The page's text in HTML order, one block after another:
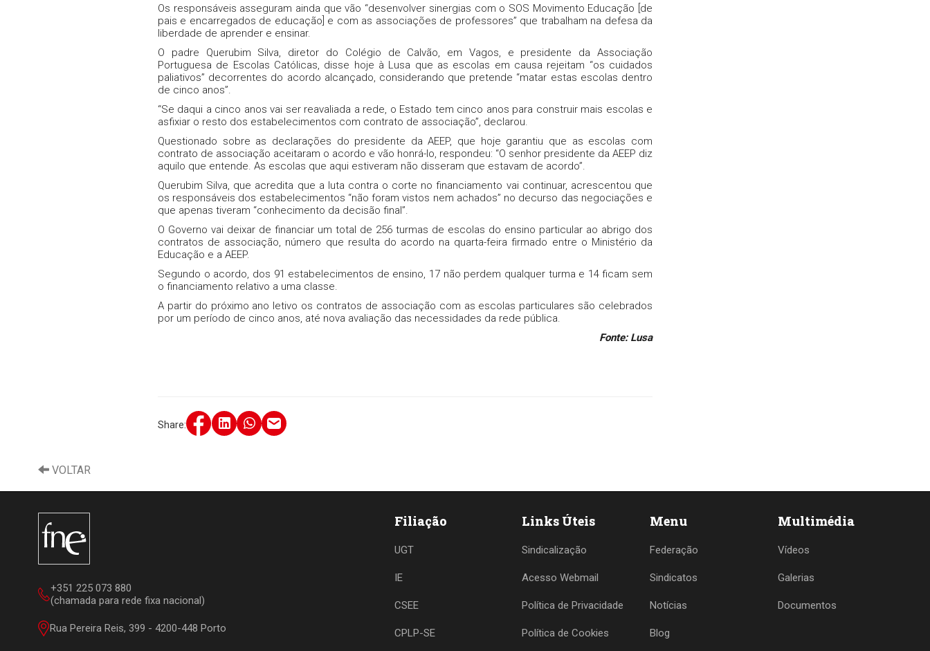
Os responsáveis asseguram ainda que vão “desenvolver sinergias com o SOS Movimento Educação [de
pais e encarregados de educação] e com as associações de professores” que trabalham na defesa da
liberdade de aprender e ensinar.
O padre Querubim Silva, diretor do Colégio de Calvão, em Vagos, e presidente da Associação
Portuguesa de Escolas Católicas, disse hoje à Lusa que as escolas em causa rejeitam “os cuidados
paliativos” decorrentes do acordo alcançado, considerando que pretende “matar estas escolas dentro
de cinco anos”.
“Se daqui a cinco anos vai ser reavaliada a rede, o Estado tem cinco anos para construir mais escolas e
asfixiar o resto dos estabelecimentos com contrato de associação”, declarou.
Questionado sobre as declarações do presidente da AEEP, que hoje garantiu que as escolas com
contrato de associação aceitaram o acordo e vão honrá-lo, respondeu: “O senhor presidente da AEEP diz
aquilo que entende. As escolas que aqui estiveram não disseram que estavam de acordo”.
Querubim Silva, que acredita que a luta contra o corte no financiamento vai continuar, acrescentou que
os responsáveis dos estabelecimentos “não foram vistos nem achados” no decurso das negociações e
que apenas tiveram “conhecimento da decisão final”.
O Governo vai deixar de financiar um total de 256 turmas de escolas do ensino particular ao abrigo dos
contratos de associação, número que resulta do acordo na quarta-feira firmado entre o Ministério da
Educação e a AEEP.
Segundo o acordo, dos 91 estabelecimentos de ensino, 17 não perdem qualquer turma e 14 ficam sem
o financiamento relativo a uma classe.
A partir do próximo ano letivo os contratos de associação com as escolas particulares são celebrados
por um período de cinco anos, até nova avaliação das necessidades da rede pública.
Fonte: Lusa
Share:
VOLTAR
+351 225 073 880
(chamada para rede fixa nacional)
Rua Pereira Reis, 399 - 4200-448 Porto
Filiação
UGT
IE
CSEE
CPLP-SE
Links Úteis
Sindicalização
Acesso Webmail
Política de Privacidade
Política de Cookies
Menu
Federação
Sindicatos
Notícias
Blog
Multimédia
Vídeos
Galerias
Documentos